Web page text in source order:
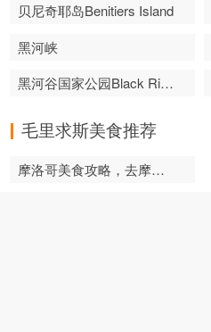
贝尼奇耶岛Benitiers Island
黑河峡
黑河谷国家公园Black River Gorges National Park
毛里求斯美食推荐
摩洛哥美食攻略，去摩洛哥吃什么？